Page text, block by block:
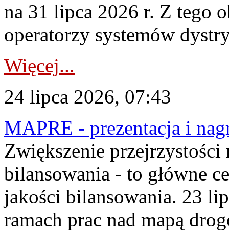
na 31 lipca 2026 r. Z tego
operatorzy systemów
Więcej...
24 lipca 2026, 07:43
MAPRE - prezentacja i
Zwiększenie
bilansowania - to główne
jakości bilansowania. 23
ramach prac nad mapą